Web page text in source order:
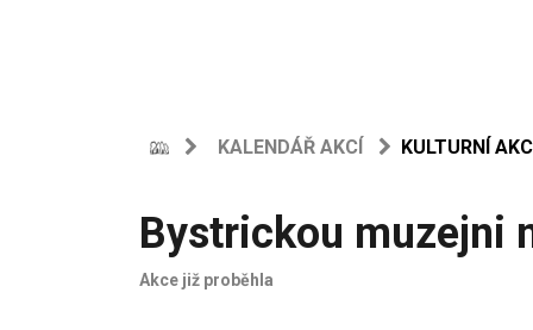
KALENDÁŘ AKCÍ KULTURNÍ
Bystrickou muzejni
Akce již proběhla